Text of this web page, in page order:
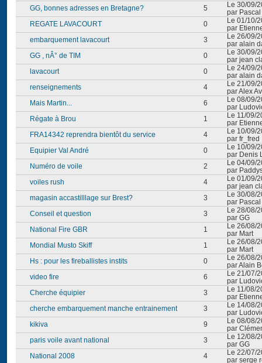
GG, bonnes adresses en Bretagne?
5
Le 30/09/
par
REGATE LAVACOURT
0
Le 01/10/
par
embarquement lavacourt
3
Le 26/09/
par alain
GG , nÂ° de TIM
0
Le 30/09/
par jean
lavacourt
0
Le 24/09/
par alain
renseignements
4
Le 21/09/
par Alex
Mais Martin...
6
Le 08/09/
par
Régate à Brou
1
Le 11/09/
par
FRA14342 reprendra bientôt du service
4
Le 10/09/
par fr_fred
Equipier Val André
0
Le 10/09/
par Denis
Numéro de voile
2
Le 04/09/
par
voiles rush
4
Le 01/09/
par jean
magasin accastilllage sur Brest?
3
Le 30/08/
par
Conseil et question
3
Le 28/08/
par GG
National Fire GBR
1
Le 26/08/
par Mart
Mondial Musto Skiff
1
Le 26/08/
par Mart
Hs : pour les fireballistes instits
0
Le 26/08/
par Alain
video fire
6
Le 21/07/
par
Cherche équipier
3
Le 11/08/
par
cherche embarquement manche entrainement
3
Le 14/08/
par
kikiva
9
Le 08/08/
par
paris voile avant national
3
Le 12/08/
par GG
National 2008
4
Le 22/07/
par serge